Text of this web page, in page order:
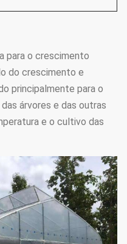
para o crescimento
do crescimento e
principalmente para o
árvores e das outras
e o cultivo das